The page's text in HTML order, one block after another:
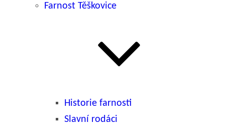
Farnost Těškovice
Historie farnosti
Slavní rodáci